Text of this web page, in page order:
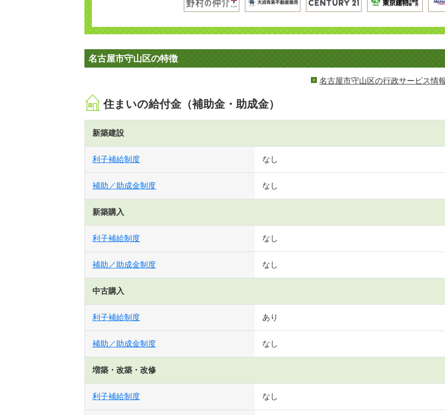
名古屋市守山区の特徴
名古屋市守山区の行政サービス情
住まいの給付金（補助金・助成金）
新築建設
利子補給制度 なし
補助／助成金制度 なし
新築購入
利子補給制度 なし
補助／助成金制度 なし
中古購入
利子補給制度 あり
補助／助成金制度 なし
増築・改築・改修
利子補給制度 なし